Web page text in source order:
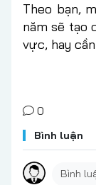
Theo bạn,
năm sẽ tạo
vực, hay
0
Bình luận